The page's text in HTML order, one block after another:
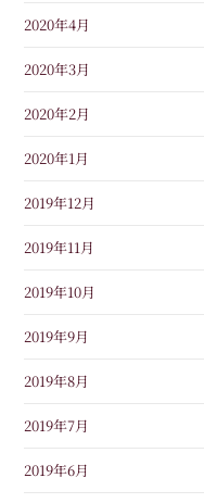
2020年4月
2020年3月
2020年2月
2020年1月
2019年12月
2019年11月
2019年10月
2019年9月
2019年8月
2019年7月
2019年6月